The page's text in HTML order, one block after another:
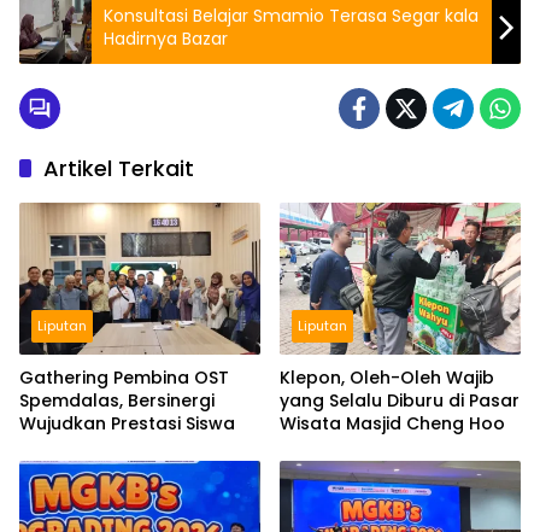
Konsultasi Belajar Smamio Terasa Segar kala
Hadirnya Bazar
Artikel Terkait
Liputan
Gathering Pembina OST
Spemdalas, Bersinergi
Wujudkan Prestasi Siswa
Liputan
Klepon, Oleh-Oleh Wajib
yang Selalu Diburu di Pasar
Wisata Masjid Cheng Hoo